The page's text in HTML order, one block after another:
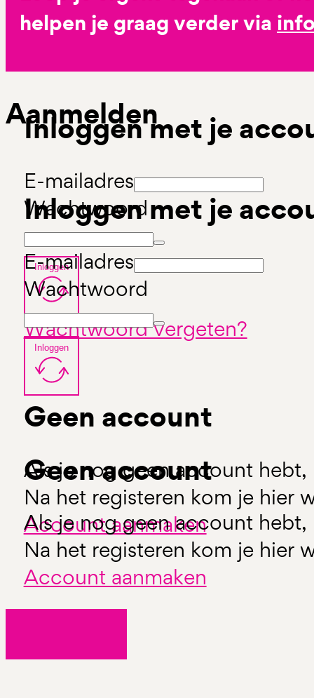
helpen je graag verder via
Inloggen met je
E-mailadres
Wachtwoord
Inloggen
Wachtwoord vergeten?
Geen account
Als je nog geen account hebt,
Na het registeren kom je hier
Account aanmaken
Aanmelden
Inloggen met je
E-mailadres
Wachtwoord
Inloggen
Geen account
Als je nog geen account hebt,
Na het registeren kom je hier
Account aanmaken